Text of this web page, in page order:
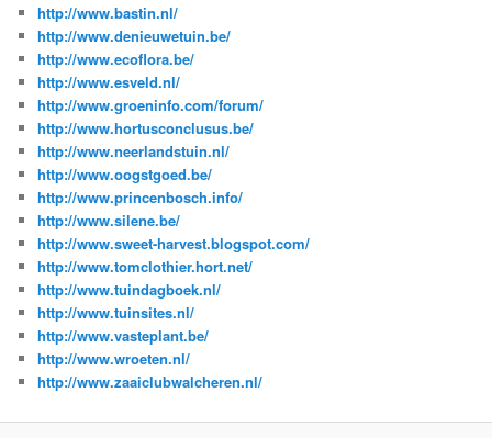
http://www.bastin.nl/
http://www.denieuwetuin.be/
http://www.ecoflora.be/
http://www.esveld.nl/
http://www.groeninfo.com/forum/
http://www.hortusconclusus.be/
http://www.neerlandstuin.nl/
http://www.oogstgoed.be/
http://www.princenbosch.info/
http://www.silene.be/
http://www.sweet-harvest.blogspot.com/
http://www.tomclothier.hort.net/
http://www.tuindagboek.nl/
http://www.tuinsites.nl/
http://www.vasteplant.be/
http://www.wroeten.nl/
http://www.zaaiclubwalcheren.nl/